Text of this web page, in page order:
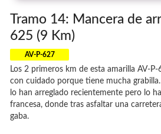
Tramo 14: Mancera de
625 (9 Km)
AV-P-627
Los 2 primeros km de esta amarilla AV-
con cuidado porque tiene mucha
lo han arreglado recientemente pero lo
francesa, donde tras asfaltar una
gaba.